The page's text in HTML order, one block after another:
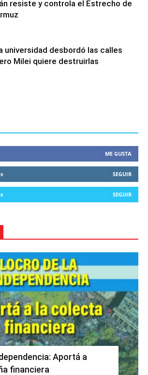
resiste y controla el Estrecho de
universidad desbordó las calles
Milei quiere destruirlas
ME GUSTA
SEGUIR
SEGUIR
Aportá a
financiera